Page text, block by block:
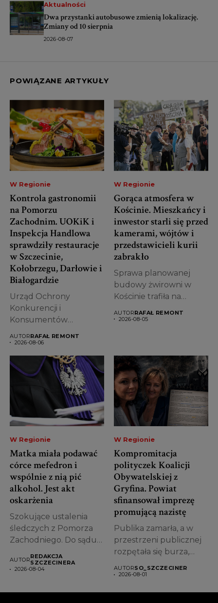
Aktualności
Dwa przystanki autobusowe zmienią lokalizację.
Zmiany od 10 sierpnia
2026-08-07
POWIĄZANE ARTYKUŁY
W Regionie
Kontrola gastronomii
na Pomorzu
Zachodnim. UOKiK i
Inspekcja Handlowa
sprawdziły restauracje
w Szczecinie,
Kołobrzegu, Darłowie i
Białogardzie
Urząd Ochrony
Konkurencji i
Konsumentów
półrocze 2026 roku w
zakresie...
AUTORRAFAŁ REMONT
2026-08-06
W Regionie
Gorąca atmosfera w
Kościnie. Mieszkańcy i
inwestor starli się przed
kamerami, wójtów i
przedstawicieli kurii
zabrakło
Sprawa planowanej
budowy żwirowni w
Kościnie trafiła na
wywołując ogromne...
AUTORRAFAŁ REMONT
2026-08-05
W Regionie
Matka miała podawać
córce mefedron i
wspólnie z nią pić
alkohol. Jest akt
oskarżenia
Szokujące ustalenia
śledczych z Pomorza
Zachodniego. Do sądu
przeciwko...
AUTORREDAKCJA
SZCZECINERA
2026-08-04
W Regionie
Kompromitacja
polityczek Koalicji
Obywatelskiej z
Gryfina. Powiat
sfinansował imprezę
promującą nazistę
Publika zamarła, a w
przestrzeni publicznej
rozpętała się burza,
AUTORSO_SZCZECINER
2026-08-01